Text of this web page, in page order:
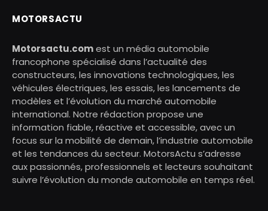
MOTORSACTU
Motorsactu.comest un média automobile
francophone spécialisé dans l’actualité des
constructeurs, les innovations technologiques, les
véhicules électriques, les essais, les lancements de
modèles et l’évolution du marché automobile
international. Notre rédaction propose une
information fiable, réactive et accessible, avec un
focus sur la mobilité de demain, l’industrie automobile
et les tendances du secteur. MotorsActu s’adresse
aux passionnés, professionnels et lecteurs souhaitant
suivre l’évolution du monde automobile en temps réel.